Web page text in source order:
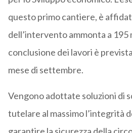
questo primo cantiere, è
dell’intervento ammonta a 195
conclusione dei lavori è
mese di settembre.
Vengono adottate soluzioni di
tutelare al massimo l’integrità